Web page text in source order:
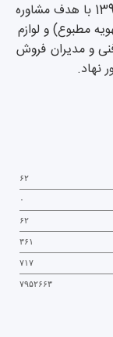
مجموعه دماکار (تهویه ارس سابق) در سال 1390 با هدف مشاوره
مطبوع) و لوازم
و مدیران فروش
نهاد.
۶۲
۰
۶۲
۳۶۱
۷۱۷
۷۹۵۲۶۶۳